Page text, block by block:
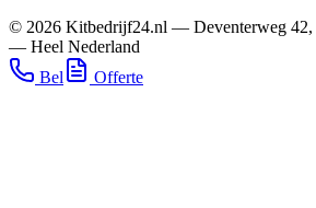
© 2026 Kitbedrijf24.nl — Deventerweg 42,
— Heel Nederland
Bel
Offerte